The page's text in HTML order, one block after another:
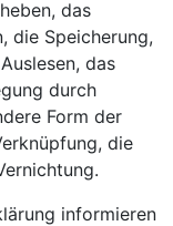
das
die Speicherung,
das
durch
Form der
die
informieren